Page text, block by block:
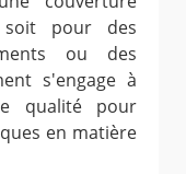
pour des
ou des
s'engage à
qualité pour
en matière